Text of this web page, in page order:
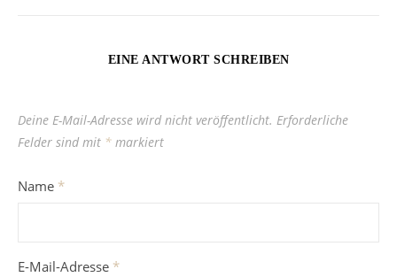
EINE ANTWORT SCHREIBEN
Deine E-Mail-Adresse wird nicht veröffentlicht. Erforderliche
Felder sind mit * markiert
Name *
E-Mail-Adresse *